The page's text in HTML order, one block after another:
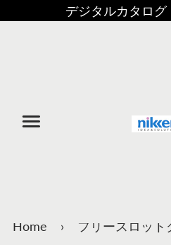
デジタルカタログ
Home › フリースロッ